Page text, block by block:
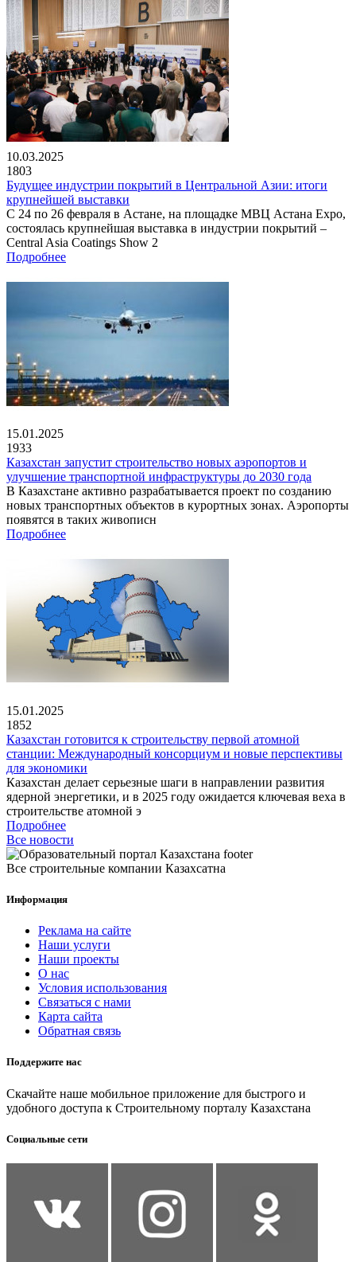
10.03.2025
1803
Будущее индустрии покрытий в Центральной Азии: итоги
крупнейшей выставки
С 24 по 26 февраля в Астане, на площадке МВЦ Астана Expo,
состоялась крупнейшая выставка в индустрии покрытий –
Central Asia Coatings Show 2
Подробнее
15.01.2025
1933
Казахстан запустит строительство новых аэропортов и
улучшение транспортной инфраструктуры до 2030 года
В Казахстане активно разрабатывается проект по созданию
новых транспортных объектов в курортных зонах. Аэропорты
появятся в таких живописн
Подробнее
15.01.2025
1852
Казахстан готовится к строительству первой атомной
станции: Международный консорциум и новые перспективы
для экономики
Казахстан делает серьезные шаги в направлении развития
ядерной энергетики, и в 2025 году ожидается ключевая веха в
строительстве атомной э
Подробнее
Все новости
Все строительные компании Казахсатна
Информация
Реклама на сайте
Наши услуги
Наши проекты
О нас
Условия использования
Связаться с нами
Карта сайта
Обратная связь
Поддержите нас
Скачайте наше мобильное приложение для быстрого и
удобного доступа к Строительному порталу Казахстана
Социальные сети